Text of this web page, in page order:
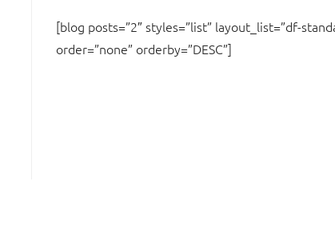
[blog posts=”2″ styles=”list” layout_list=”df-
order=”none” orderby=”DESC”]